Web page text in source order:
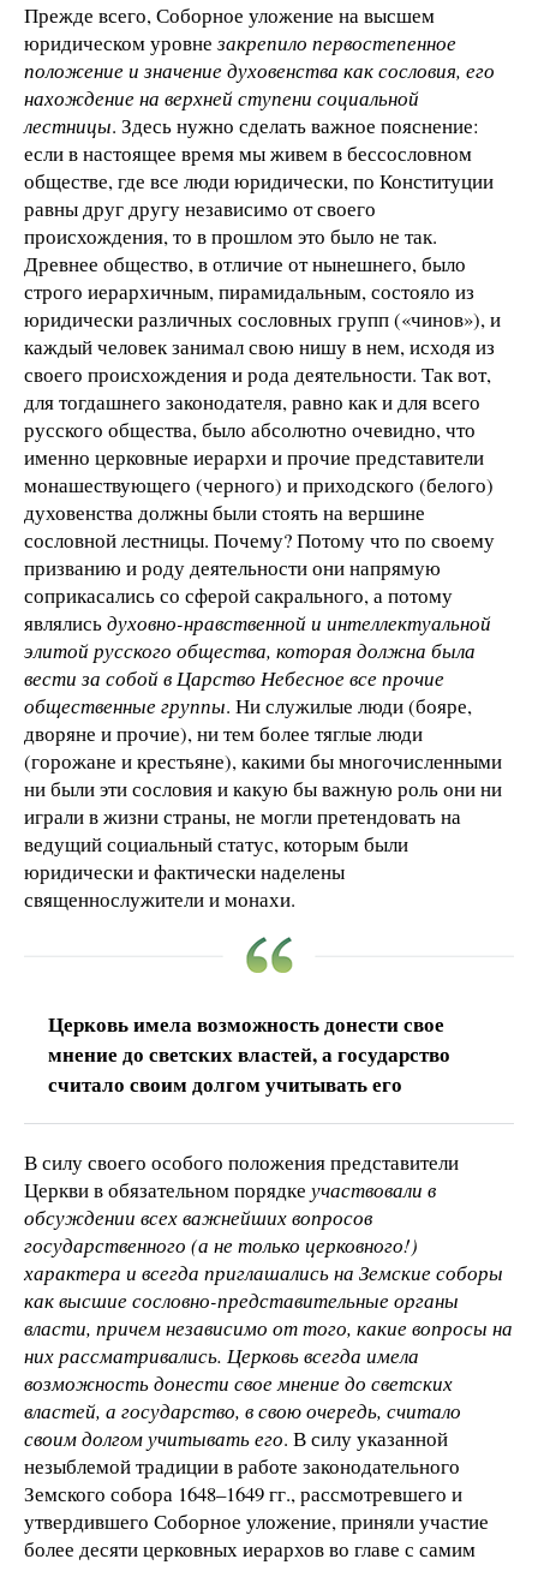
Прежде всего, Соборное уложение на высшем
юридическом уровнезакрепило первостепенное
положение и значение духовенства как сословия, его
нахождение на верхней ступени социальной
лестницы. Здесь нужно сделать важное пояснение:
если в настоящее время мы живем в бессословном
обществе, где все люди юридически, по Конституции
равны друг другу независимо от своего
происхождения, то в прошлом это было не так.
Древнее общество, в отличие от нынешнего, было
строго иерархичным, пирамидальным, состояло из
юридически различных сословных групп («чинов»), и
каждый человек занимал свою нишу в нем, исходя из
своего происхождения и рода деятельности. Так вот,
для тогдашнего законодателя, равно как и для всего
русского общества, было абсолютно очевидно, что
именно церковные иерархи и прочие представители
монашествующего (черного) и приходского (белого)
духовенства должны были стоять на вершине
сословной лестницы. Почему? Потому что по своему
призванию и роду деятельности они напрямую
соприкасались со сферой сакрального, а потому
являлисьдуховно-нравственной и интеллектуальной
элитой русского общества, которая должна была
вести за собой в Царство Небесное все прочие
общественные группы. Ни служилые люди (бояре,
дворяне и прочие), ни тем более тяглые люди
(горожане и крестьяне), какими бы многочисленными
ни были эти сословия и какую бы важную роль они ни
играли в жизни страны, не могли претендовать на
ведущий социальный статус, которым были
юридически и фактически наделены
священнослужители и монахи.
Церковь имела возможность донести свое
мнение до светских властей, а государство
считало своим долгом учитывать его
В силу своего особого положения представители
Церкви в обязательном порядке участвовали в
обсуждении всех важнейших вопросов
государственного (а не только церковного!)
характера и всегда приглашались на Земские соборы
как высшие сословно-представительные органы
власти, причем независимо от того, какие вопросы на
них рассматривались. Церковь всегда имела
возможность донести свое мнение до светских
властей, а государство, в свою очередь, считало
своим долгом учитывать его. В силу указанной
незыблемой традиции в работе законодательного
Земского собора 1648–1649 гг., рассмотревшего и
утвердившего Соборное уложение, приняли участие
более десяти церковных иерархов во главе с самим